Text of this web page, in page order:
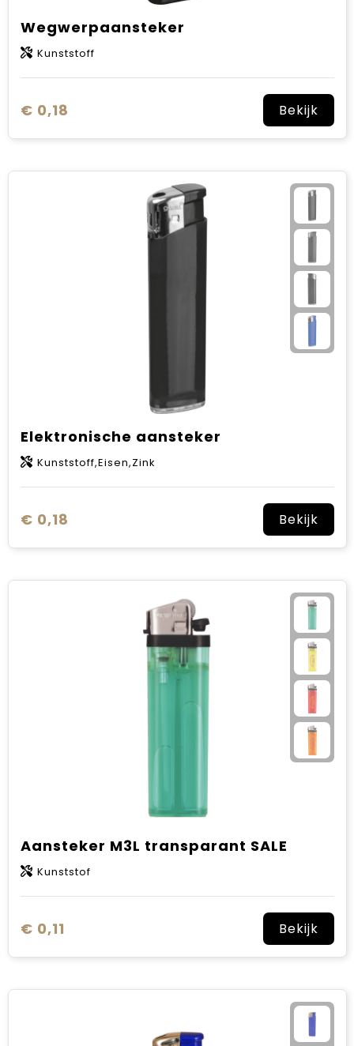
Wegwerpaansteker
Kunststoff
€ 0,18 Bekijk
Elektronische aansteker
Kunststoff,Eisen,Zink
€ 0,18 Bekijk
Aansteker M3L transparant SALE
Kunststof
€ 0,11 Bekijk